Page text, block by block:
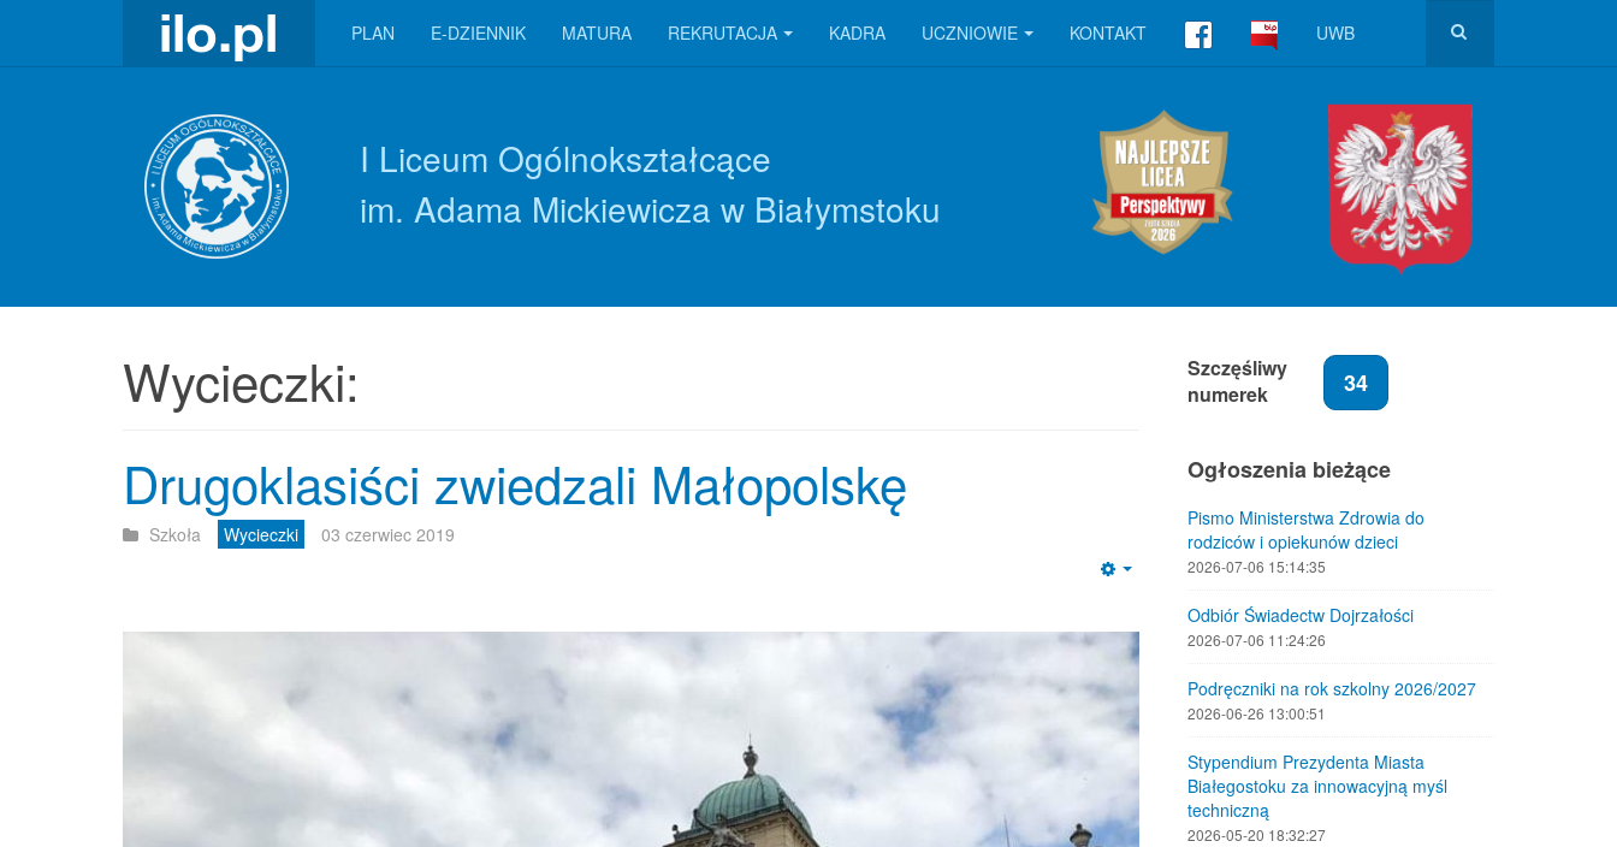
PLAN E-DZIENNIK MATURA REKRUTACJA KADRA UCZNIOWIE KONTAKT UWB
I Liceum Ogólnokształcące
im. Adama Mickiewicza w Białymstoku
Wycieczki:
Drugoklasiści zwiedzali Małopolskę
Szkoła Wycieczki 03 czerwiec 2019
Szczęśliwy
numerek
34
Ogłoszenia bieżące
Pismo Ministerstwa Zdrowia do
rodziców i opiekunów dzieci
2026-07-06 15:14:35
Odbiór Świadectw Dojrzałości
2026-07-06 11:24:26
Podręczniki na rok szkolny 2026/2027
2026-06-26 13:00:51
Stypendium Prezydenta Miasta
Białegostoku za innowacyjną myśl
techniczną
2026-05-20 18:32:27